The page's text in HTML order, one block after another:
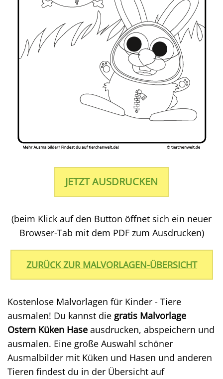
JETZT AUSDRUCKEN
(beim Klick auf den Button öffnet sich ein neuer
Browser-Tab mit dem PDF zum Ausdrucken)
ZURÜCK ZUR MALVORLAGEN-ÜBERSICHT
Kostenlose Malvorlagen für Kinder - Tiere
ausmalen! Du kannst die gratis Malvorlage
Ostern Küken Hase ausdrucken, abspeichern und
ausmalen. Eine große Auswahl schöner
Ausmalbilder mit Küken und Hasen und anderen
Tieren findest du in der Übersicht auf